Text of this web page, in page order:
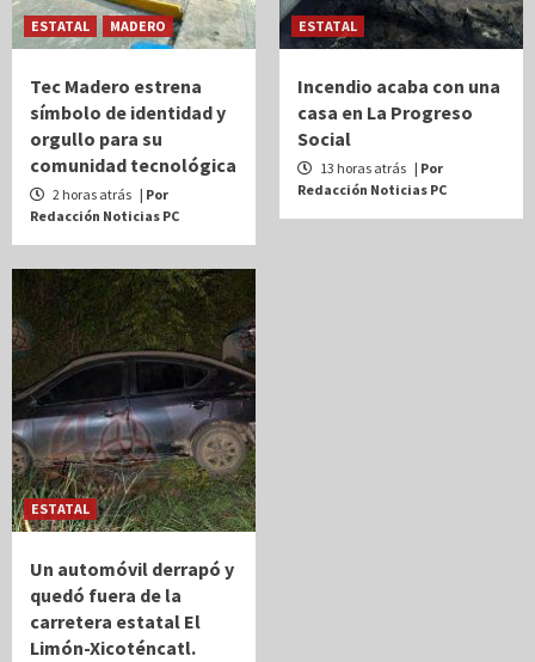
ESTATAL MADERO
Tec Madero estrena
símbolo de identidad y
orgullo para su
comunidad tecnológica
2 horas atrás | Por
Redacción Noticias PC
ESTATAL
Incendio acaba con una
casa en La Progreso
Social
13 horas atrás | Por
Redacción Noticias PC
ESTATAL
Un automóvil derrapó y
quedó fuera de la
carretera estatal El
Limón-Xicoténcatl.